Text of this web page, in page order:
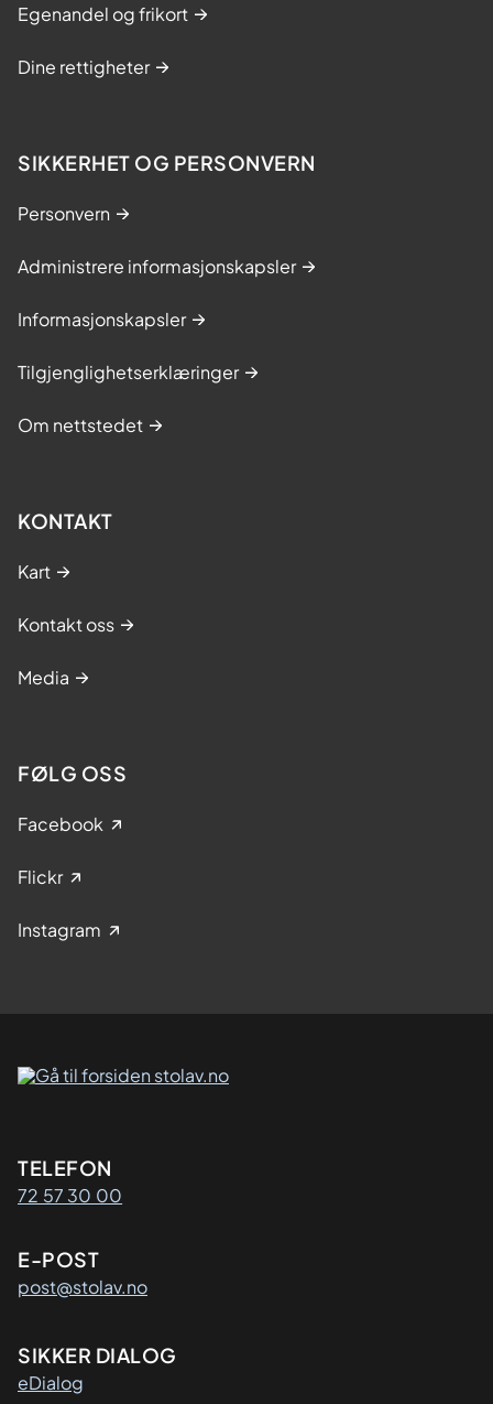
Egenandel og frikort
Dine rettigheter
SIKKERHET OG PERSONVERN
Personvern
Administrere informasjonskapsler
Informasjonskapsler
Tilgjenglighetserklæringer
Om nettstedet
KONTAKT
Kart
Kontakt oss
Media
FØLG OSS
Facebook
Flickr
Instagram
Kontaktinformasjon
TELEFON
72 57 30 00
E-POST
post@stolav.no
SIKKER DIALOG
eDialog